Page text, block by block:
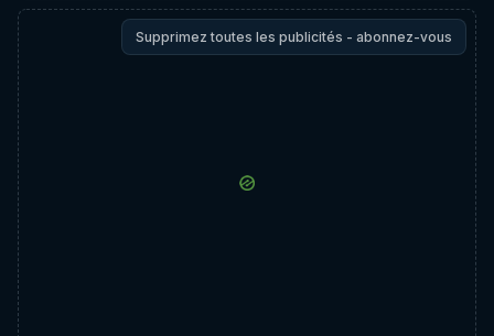
Supprimez toutes les publicités - abonnez-vous